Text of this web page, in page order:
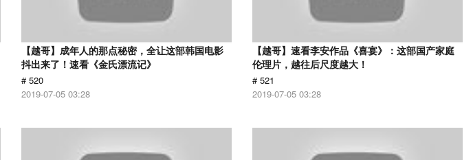
【越哥】成年人的那点秘密，全让这部韩国电影
抖出来了！速看《金氏漂流记》
# 520
2019-07-05 03:28
【越哥】速看李安作品《喜宴》：这部国产家庭
伦理片，越往后尺度越大！
# 521
2019-07-05 03:28